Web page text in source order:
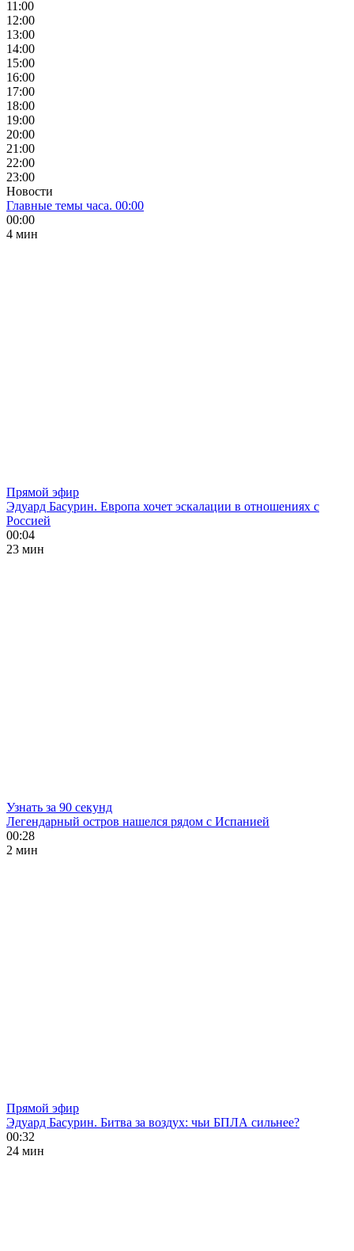
11:00
12:00
13:00
14:00
15:00
16:00
17:00
18:00
19:00
20:00
21:00
22:00
23:00
Новости
Главные темы часа. 00:00
00:00
4 мин
Прямой эфир
Эдуард Басурин. Европа хочет эскалации в отношениях с
Россией
00:04
23 мин
Узнать за 90 секунд
Легендарный остров нашелся рядом с Испанией
00:28
2 мин
Прямой эфир
Эдуард Басурин. Битва за воздух: чьи БПЛА сильнее?
00:32
24 мин